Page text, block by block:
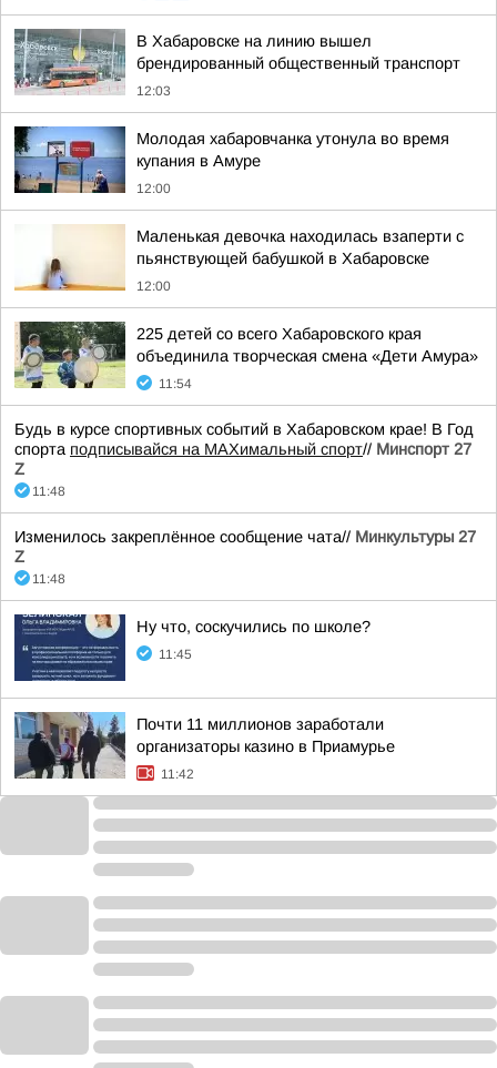
В Хабаровске на линию вышел
брендированный общественный транспорт
12:03
Молодая хабаровчанка утонула во время
купания в Амуре
12:00
Маленькая девочка находилась взаперти с
пьянствующей бабушкой в Хабаровске
12:00
225 детей со всего Хабаровского края
объединила творческая смена «Дети Амура»
11:54
Будь в курсе спортивных событий в Хабаровском крае! В Год
спорта подписывайся на МАХимальный спорт// Минспорт 27
Z
11:48
Изменилось закреплённое сообщение чата// Минкультуры 27
Z
11:48
Ну что, соскучились по школе?
11:45
Почти 11 миллионов заработали
организаторы казино в Приамурье
11:42